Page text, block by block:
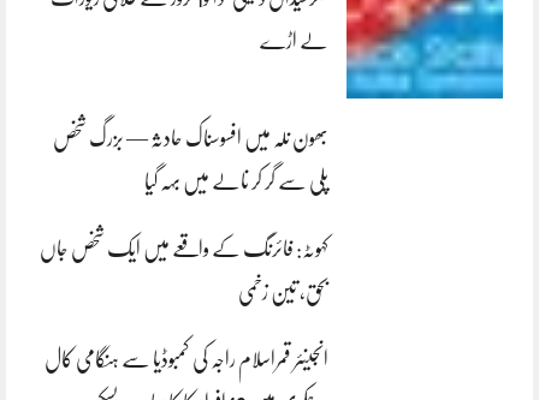
لے اڑے
بھون نلہ میں افسوسناک حادثہ — بزرگ شخص
پلی سے گر کر نالے میں بہہ گیا
کہوٹہ: فائرنگ کے واقعے میں ایک شخص جاں
بحق، تین زخمی
انجینئر قمراسلام راجہ کی کمبوڈیا سے ہنگامی کال